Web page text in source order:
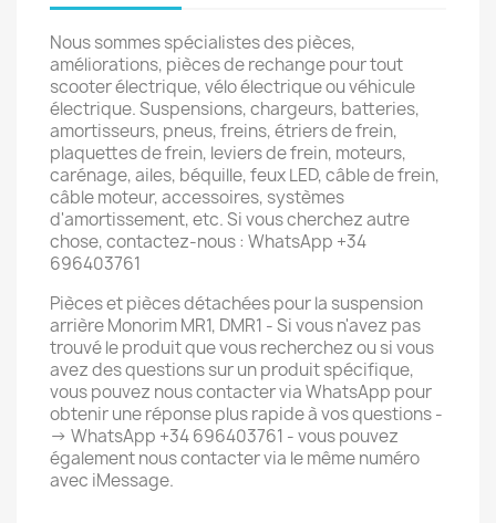
Nous sommes spécialistes des pièces,
améliorations, pièces de rechange pour tout
scooter électrique, vélo électrique ou véhicule
électrique. Suspensions, chargeurs, batteries,
amortisseurs, pneus, freins, étriers de frein,
plaquettes de frein, leviers de frein, moteurs,
carénage, ailes, béquille, feux LED, câble de frein,
câble moteur, accessoires, systèmes
d'amortissement, etc. Si vous cherchez autre
chose, contactez-nous : WhatsApp +34
696403761
Pièces et pièces détachées pour la suspension
arrière Monorim MR1, DMR1 - Si vous n'avez pas
trouvé le produit que vous recherchez ou si vous
avez des questions sur un produit spécifique,
vous pouvez nous contacter via WhatsApp pour
obtenir une réponse plus rapide à vos questions -
-> WhatsApp +34 696403761 - vous pouvez
également nous contacter via le même numéro
avec iMessage.